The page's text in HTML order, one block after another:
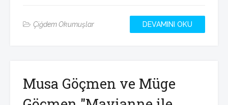
Çiğdem Okumuşlar DEVAMINI OKU
Musa Göçmen ve Müge